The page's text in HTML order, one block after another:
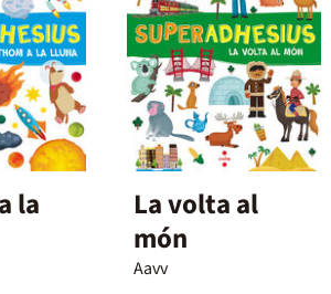
la
La volta al
món
Aavv